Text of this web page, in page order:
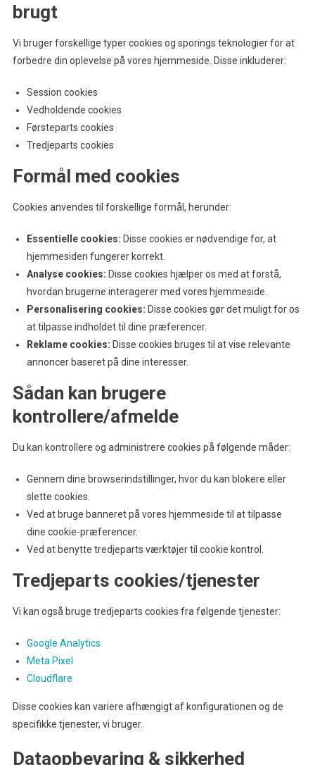
brugt
Vi bruger forskellige typer cookies og sporings teknologier for at
forbedre din oplevelse på vores hjemmeside. Disse inkluderer:
Session cookies
Vedholdende cookies
Førsteparts cookies
Tredjeparts cookies
Formål med cookies
Cookies anvendes til forskellige formål, herunder:
Essentielle cookies: Disse cookies er nødvendige for, at
hjemmesiden fungerer korrekt.
Analyse cookies: Disse cookies hjælper os med at forstå,
hvordan brugerne interagerer med vores hjemmeside.
Personalisering cookies: Disse cookies gør det muligt for os
at tilpasse indholdet til dine præferencer.
Reklame cookies: Disse cookies bruges til at vise relevante
annoncer baseret på dine interesser.
Sådan kan brugere
kontrollere/afmelde
Du kan kontrollere og administrere cookies på følgende måder:
Gennem dine browserindstillinger, hvor du kan blokere eller
slette cookies.
Ved at bruge banneret på vores hjemmeside til at tilpasse
dine cookie-præferencer.
Ved at benytte tredjeparts værktøjer til cookie kontrol.
Tredjeparts cookies/tjenester
Vi kan også bruge tredjeparts cookies fra følgende tjenester:
Google Analytics
Meta Pixel
Cloudflare
Disse cookies kan variere afhængigt af konfigurationen og de
specifikke tjenester, vi bruger.
Dataopbevaring & sikkerhed